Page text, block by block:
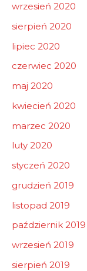
wrzesień 2020
sierpień 2020
lipiec 2020
czerwiec 2020
maj 2020
kwiecień 2020
marzec 2020
luty 2020
styczeń 2020
grudzień 2019
listopad 2019
październik 2019
wrzesień 2019
sierpień 2019